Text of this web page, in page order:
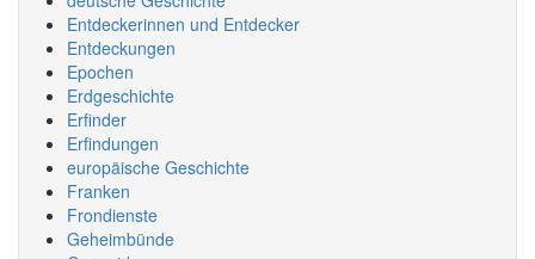
Entdeckerinnen und Entdecker
Entdeckungen
Epochen
Erdgeschichte
Erfinder
Erfindungen
europäische Geschichte
Franken
Frondienste
Geheimbünde